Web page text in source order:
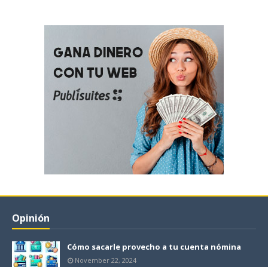
Opinión
Cómo sacarle provecho a tu cuenta nómina
November 22, 2024